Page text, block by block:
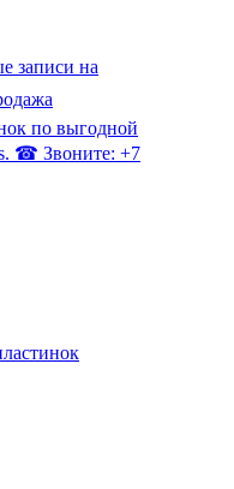
записи на
по выгодной
☎ Звоните: +7